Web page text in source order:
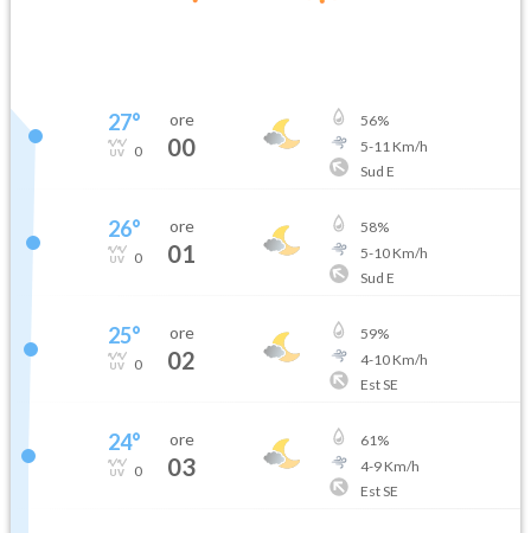
27°
0
ore
00
56%
5-11 Km/h
Sud E
26°
0
ore
01
58%
5-10Km/h
Sud E
25°
0
ore
02
59%
4-10Km/h
Est SE
24°
0
ore
03
61%
4-9Km/h
Est SE